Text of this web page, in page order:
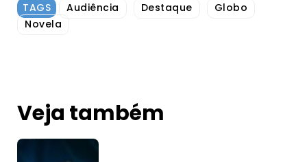
TAGS Audiência Destaque
Globo
Novela
Veja também